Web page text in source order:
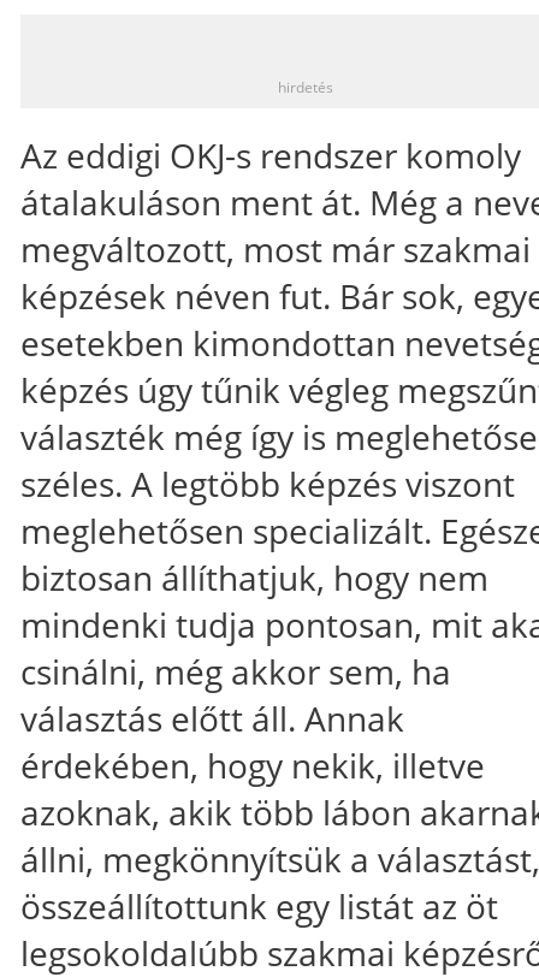
hirdetés
Az eddigi OKJ-s rendszer komoly
átalakuláson ment át. Még a
megváltozott, most már szakmai
képzések néven fut. Bár sok,
esetekben kimondottan
képzés úgy tűnik végleg
választék még így is
széles. A legtöbb képzés viszont
meglehetősen specializált.
biztosan állíthatjuk, hogy nem
mindenki tudja pontosan, mit
csinálni, még akkor sem, ha
választás előtt áll. Annak
érdekében, hogy nekik, illetve
azoknak, akik több lábon
állni, megkönnyítsük a választást,
összeállítottunk egy listát az öt
legsokoldalúbb szakmai